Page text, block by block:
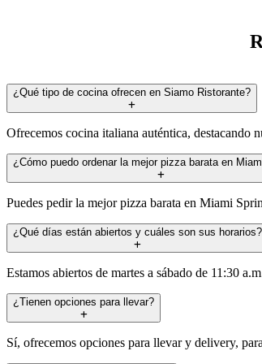
¿Qué tipo de cocina ofrecen en Siamo Ristorante?
Ofrecemos cocina italiana auténtica, destacando
¿Cómo puedo ordenar la mejor pizza barata en
Puedes pedir la mejor pizza barata en Miami
¿Qué días están abiertos y cuáles son sus horarios?
Estamos abiertos de martes a sábado de 11:30
¿Tienen opciones para llevar?
Sí, ofrecemos opciones para llevar y delivery,